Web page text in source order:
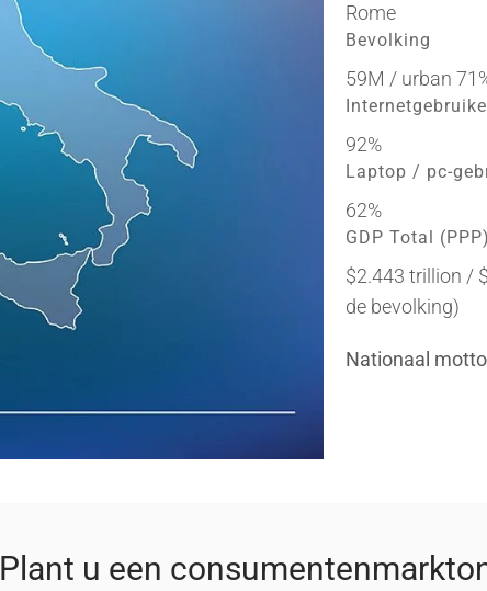
Rome
Bevolking
59M / urban
92%
Laptop / pc-
62%
GDP Total (PPP)
$2.443 trillion /
de bevolking)
Nationaal
Plant u een